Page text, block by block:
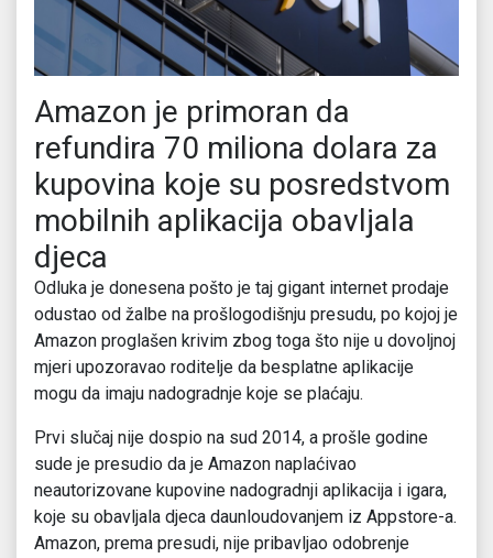
Amazon je primoran da
refundira 70 miliona dolara za
kupovina koje su posredstvom
mobilnih aplikacija obavljala
djeca
Odluka je donesena pošto je taj gigant internet prodaje
odustao od žalbe na prošlogodišnju presudu, po kojoj je
Amazon proglašen krivim zbog toga što nije u dovoljnoj
mjeri upozoravao roditelje da besplatne aplikacije
mogu da imaju nadogradnje koje se plaćaju.
Prvi slučaj nije dospio na sud 2014, a prošle godine
sude je presudio da je Amazon naplaćivao
neautorizovane kupovine nadogradnji aplikacija i igara,
koje su obavljala djeca daunloudovanjem iz Appstore-a.
Amazon, prema presudi, nije pribavljao odobrenje